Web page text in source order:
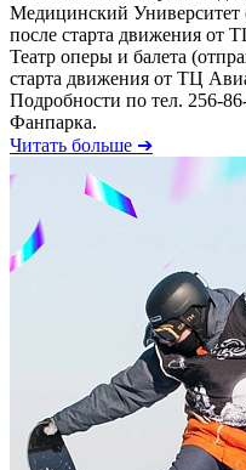
Медицинский Университет
после старта движения от
Театр оперы и балета
старта движения от ТЦ
Подробности по тел. 256-
Фанпарка.
Читать больше ➔